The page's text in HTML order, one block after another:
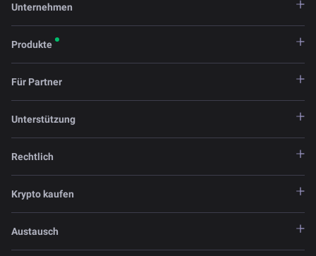
Unternehmen
Produkte
Für Partner
Unterstützung
Rechtlich
Krypto kaufen
Austausch